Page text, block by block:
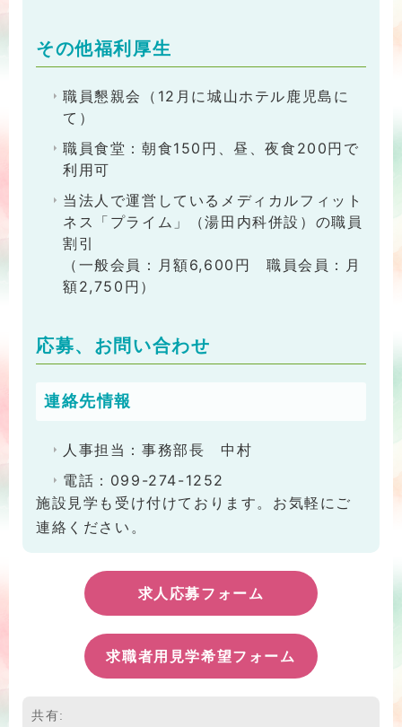
その他福利厚生
職員懇親会（12月に城山ホテル鹿児島に
て）
職員食堂：朝食150円、昼、夜食200円で
利用可
当法人で運営しているメディカルフィット
ネス「プライム」（湯田内科併設）の職員
割引
（一般会員：月額6,600円 職員会員：月
額2,750円）
応募、お問い合わせ
連絡先情報
人事担当：事務部長 中村
電話：099-274-1252
施設見学も受け付けております。お気軽にご
連絡ください。
求人応募フォーム
求職者用見学希望フォーム
共有: